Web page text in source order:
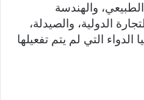
والهندسة
الدولية، والصيدلة،
الدواء التي لم يتم تفعيلها